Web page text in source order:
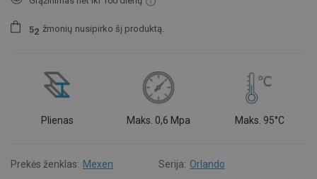
52 žmonių nusipirko šį produktą.
Plienas Maks. 0,6 Mpa Maks. 95°C
Prekės ženklas: Mexen Serija: Orlando